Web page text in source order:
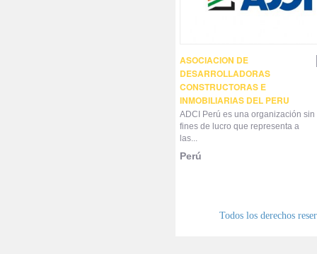
ASOCIACION DE
DESARROLLADORAS
CONSTRUCTORAS E
INMOBILIARIAS DEL PERU
ADCI Perú es una organización sin
fines de lucro que representa a
las...
Perú
Todos los derechos